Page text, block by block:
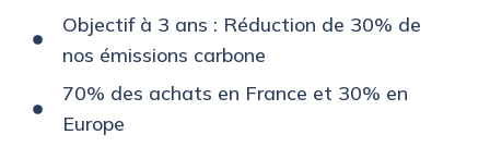
Objectif à 3 ans : Réduction de 30% de
nos émissions carbone
70% des achats en France et 30% en
Europe